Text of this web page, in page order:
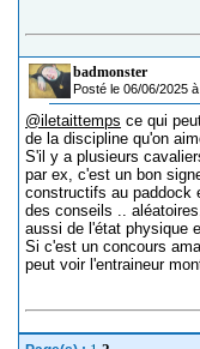
badmonster
Posté le 06/06/2025
@iletaittemps ce qui
de la discipline qu'on
S'il y a plusieurs
par ex, c'est un bon
constructifs au paddock
des conseils ..
aussi de l'état physique
Si c'est un concours
peut voir l'entraineur